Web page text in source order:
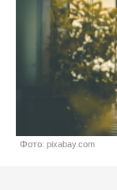
Фото: pixabay.com